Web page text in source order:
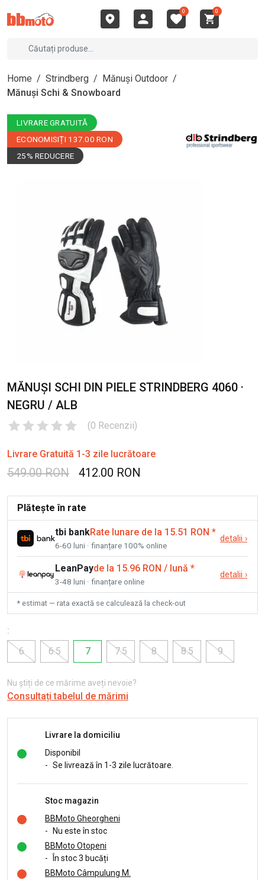
0 0
Home / Strindberg / Mănuși Outdoor /
Mănuși Schi & Snowboard
LIVRARE GRATUITĂ
ECONOMISIȚI 137.00 RON
25% REDUCERE
MĂNUȘI SCHI DIN PIELE STRINDBERG 4060 ·
NEGRU / ALB
(0 Recenzii)
Livrare Gratuită 1-3 zile lucrătoare
549.00 RON 412.00 RON
Plătește în rate
tbi bankRate lunare de la 15.51 RON *
6-60 luni · finanțare 100% online
detalii ›
LeanPayde la 15.96 RON / lună *
3-48 luni · finanțare online
detalii ›
* estimat — rata exactă se calculează la check-out
:
6
6.5 7 7.5 8 8.5 9
Nu știți de ce mărime aveți nevoie?
Consultați tabelul de mărimi
Livrare la domiciliu
Disponibil
- Se livrează în 1-3 zile lucrătoare.
Stoc magazin
BBMoto Gheorgheni
-
Nu este în stoc
BBMoto Otopeni
-
În stoc 3 bucăți
BBMoto Câmpulung M.